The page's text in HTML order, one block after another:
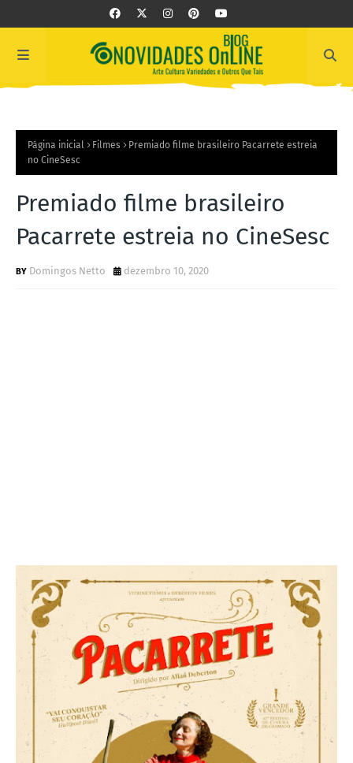
Página inicial Filmes
Premiado filme brasileiro Pacarrete estreia
no CineSesc
Premiado filme brasileiro
Pacarrete estreia no CineSesc
Domingos Netto dezembro 10, 2020